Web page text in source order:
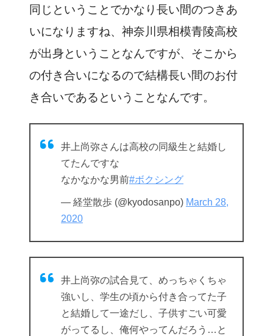
同じということでかなり長い間のつきあ
いになりますね、神奈川県相模青陵高校
が出身ということなんですが、そこから
の付き合いになるので結構長い間のお付
き合いであるということなんです。
井上尚弥さんは高校の同級生と結婚し
てたんですな
なかなかな男前#ボクシング
— 経堂散歩 (@kyodosanpo) March 28,
2020
井上尚弥の試合見て、めっちゃくちゃ
強いし、学生の頃から付き合ってた子
と結婚して一途だし、子供すごい可愛
がってるし、俺何やってんだろう…と